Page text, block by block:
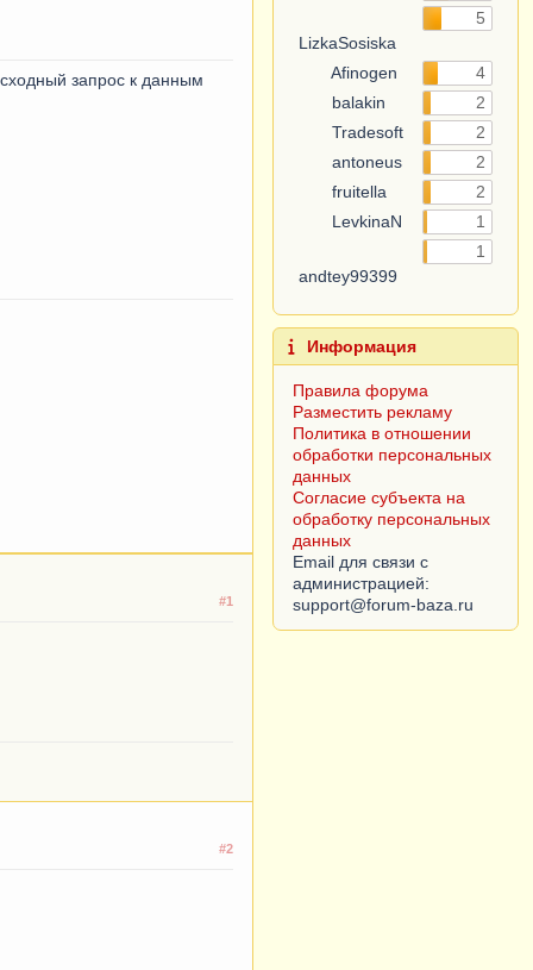
запрос к данным
#1
#2
LizkaSosiska
5
Afinogen
4
balakin
2
Tradesoft
2
antoneus
2
fruitella
2
LevkinaN
1
andtey99399
1
Информация
Правила форума
Разместить рекламу
Политика в отношении
обработки персональных
данных
Согласие субъекта на
обработку персональных
данных
Email для связи с
администрацией: